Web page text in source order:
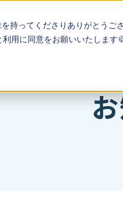
持ってくださりありがとう
用に同意をお願いいたします